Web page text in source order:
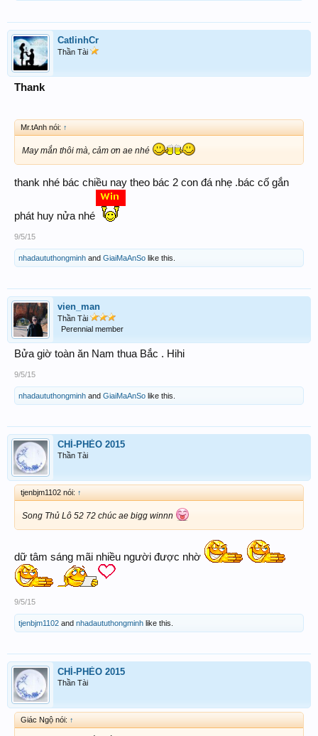
CatlinhCr
Thần Tài
Thank
Mr.tAnh nói: ↑
May mắn thôi mà, cảm ơn ae nhé
thank nhé bác chiều nay theo bác 2 con đá nhẹ .bác cố gắn
phát huy nửa nhé
9/5/15
nhadaututhongminh and GiaiMaAnSo like this.
vien_man
Thần Tài
Perennial member
Bửa giờ toàn ăn Nam thua Bắc . Hihi
9/5/15
nhadaututhongminh and GiaiMaAnSo like this.
CHÍ-PHÈO 2015
Thần Tài
tjenbjm1102 nói: ↑
Song Thủ Lô 52 72 chúc ae bigg winnn
dữ tâm sáng mãi nhiều người được nhờ
9/5/15
tjenbjm1102 and nhadaututhongminh like this.
CHÍ-PHÈO 2015
Thần Tài
Giác Ngộ nói: ↑